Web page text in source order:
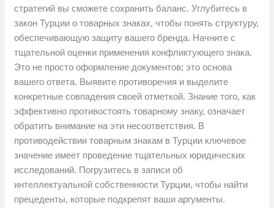
стратегий вы сможете сохранить баланс. Углубитесь в
закон Турции о товарных знаках, чтобы понять структуру,
обеспечивающую защиту вашего бренда. Начните с
тщательной оценки применения конфликтующего знака.
Это не просто оформление документов; это основа
вашего ответа. Выявите противоречия и выделите
конкретные совпадения своей отметкой. Знание того, как
эффективно противостоять товарному знаку, означает
обратить внимание на эти несоответствия. В
противодействии товарным знакам в Турции ключевое
значение имеет проведение тщательных юридических
исследований. Погрузитесь в записи об
интеллектуальной собственности Турции, чтобы найти
прецеденты, которые подкрепят ваши аргументы.